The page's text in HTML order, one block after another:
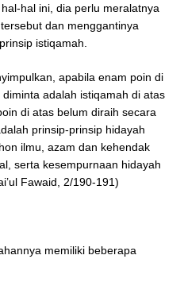
hal ini, dia perlu meralatnya
dan menggantinya
istiqamah.
apabila enam poin di
adalah istiqamah di atas
di atas belum diraih secara
prinsip-prinsip hidayah
ilmu, azam dan kehendak
serta kesempurnaan hidayah
Fawaid, 2/190-191)